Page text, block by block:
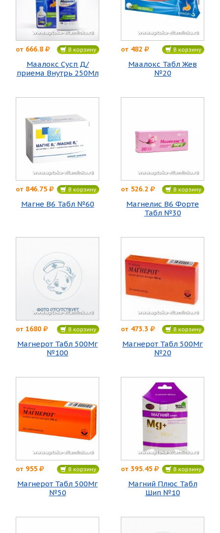
от 666.8 В корзину
Маалокс Сусп Д/
приема Внутрь 250Мл
от 482 В корзину
Маалокс Табл Жев
№20
от 846.75 В корзину
Магне B6 Табл №60
от 526.2 В корзину
Магнелис В6 Форте
Табл №30
от 1680 В корзину
Магнерот Табл 500Мг
№100
от 473.3 В корзину
Магнерот Табл 500Мг
№20
от 955 В корзину
Магнерот Табл 500Мг
№50
от 395.45 В корзину
Магний Плюс Табл
Шип №10